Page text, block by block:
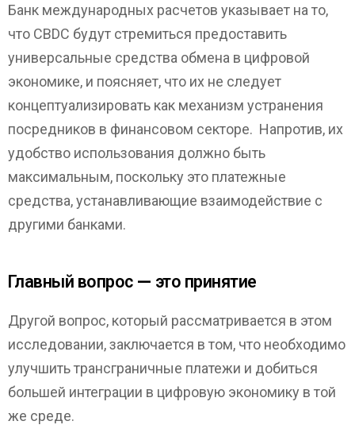
Банк международных расчетов указывает на то,
что CBDC будут стремиться предоставить
универсальные средства обмена в цифровой
экономике, и поясняет, что их не следует
концептуализировать как механизм устранения
посредников в финансовом секторе. Напротив, их
удобство использования должно быть
максимальным, поскольку это платежные
средства, устанавливающие взаимодействие с
другими банками.
Главный вопрос — это принятие
Другой вопрос, который рассматривается в этом
исследовании, заключается в том, что необходимо
улучшить трансграничные платежи и добиться
большей интеграции в цифровую экономику в той
же среде.